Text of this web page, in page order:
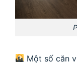
Một số căn